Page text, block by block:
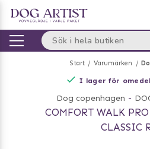
Start Varumärken
I lager för
Dog copenhagen -
COMFORT WALK
CLASSIC